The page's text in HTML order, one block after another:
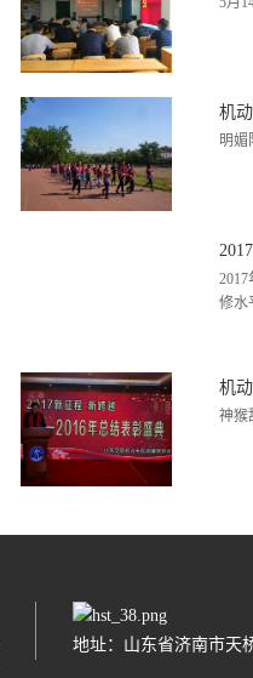
机
明媚
修水
机
神猴
地址：山东省济南市天